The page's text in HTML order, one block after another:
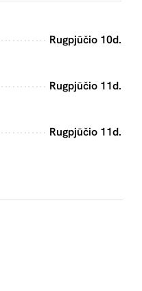
Rugpjūčio 10d.
Rugpjūčio 11d.
Rugpjūčio 11d.